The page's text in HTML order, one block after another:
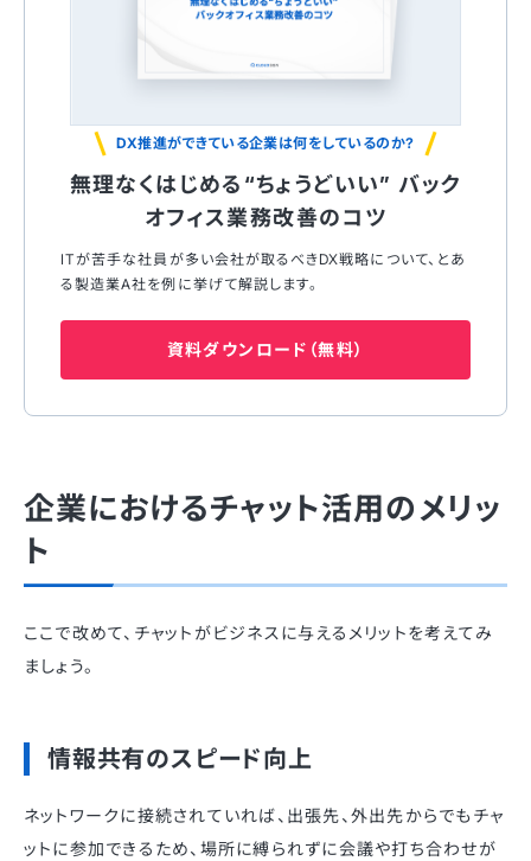
DX推進ができている企業は何をしているのか?
無理なくはじめる“ちょうどいい” バック
オフィス業務改善のコツ
ITが苦⼿な社員が多い会社が取るべきDX戦略について、とあ
る製造業A社を例に挙げて解説します。
資料ダウンロード（無料）
企業におけるチャット活用のメリッ
ト
ここで改めて、チャットがビジネスに与えるメリットを考えてみ
ましょう。
情報共有のスピード向上
ネットワークに接続されていれば、出張先、外出先からでもチャ
ットに参加できるため、場所に縛られずに会議や打ち合わせが